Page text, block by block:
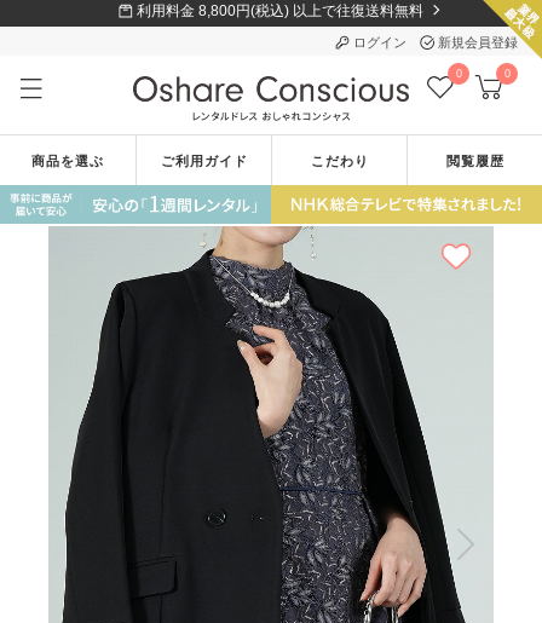
利用料金 8,800円(税込) 以上で往復送料無料
ログイン 新規会員登録
0 0
商品を選ぶ ご利用ガイド こだわり 閲覧履歴